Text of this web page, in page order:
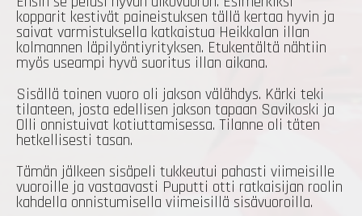
kopparit kestivät paineistuksen tällä kertaa hyvin ja
saivat varmistuksella katkaistua Heikkalan illan
kolmannen läpilyöntiyrityksen. Etukentältä nähtiin
myös useampi hyvä suoritus illan aikana.
Sisällä toinen vuoro oli jakson välähdys. Kärki teki
tilanteen, josta edellisen jakson tapaan Savikoski ja
Olli onnistuivat kotiuttamisessa. Tilanne oli täten
hetkellisesti tasan.
Tämän jälkeen sisäpeli tukkeutui pahasti viimeisille
vuoroille ja vastaavasti Puputti otti ratkaisijan roolin
kahdella onnistumisella viimeisillä sisävuoroilla.